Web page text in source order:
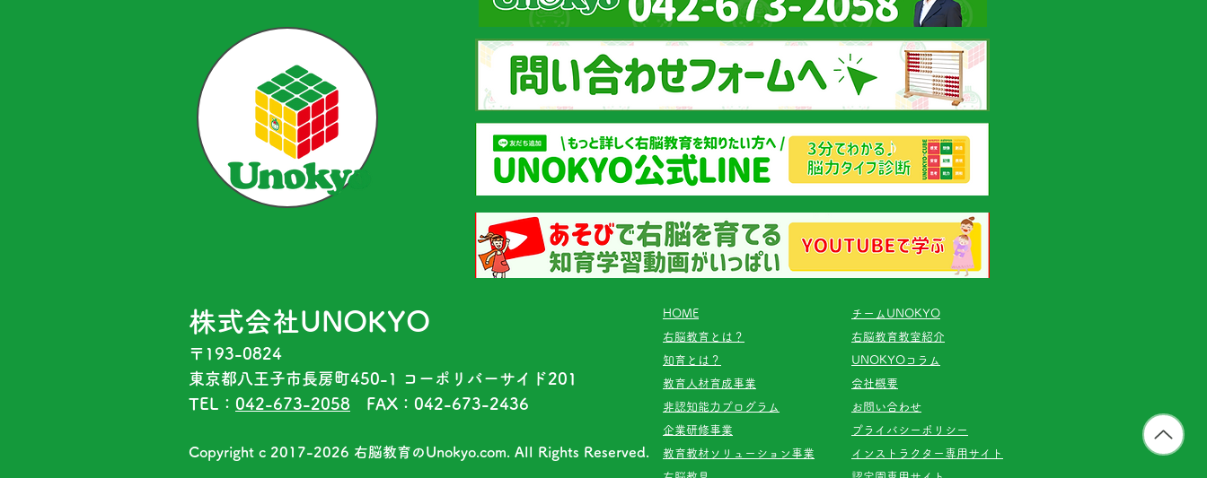
株式会社UNOKYO
〒193-0824
東京都八王子市長房町450-1 コーポリバーサイド201
TEL： 042-673-2058 FAX：042-673-2436
Copyright c 2017-2026 右脳教育のUnokyo.com. All Rights Reserved.
HOME
右脳教育とは？
知育とは？
教育人材育成事業
​非認知能力プログラム
企業研修事業
教育教材ソリューション事業
チームUNOKYO
右脳教育教室紹介
UNOKYOコラム
会社概要
お問い合わせ
プライバシーポリシー
インストラクター専用サイト